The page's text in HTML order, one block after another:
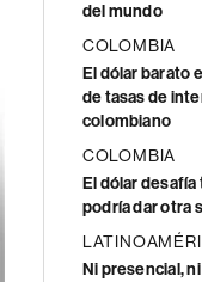
del mundo
COLOMBIA
El dólar barato
de tasas de
colombiano
COLOMBIA
El dólar
podría dar otra
Ni presencial,